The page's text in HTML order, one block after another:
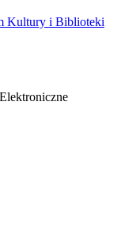
Kultury i Biblioteki